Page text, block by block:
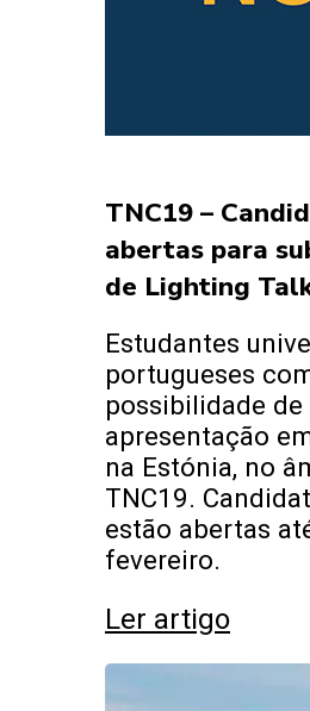
TNC19 –
abertas para
de Lighting
Estudantes
portugueses
possibilidade
apresentação
na Estónia, no
TNC19.
estão abertas
fevereiro.
Ler artigo